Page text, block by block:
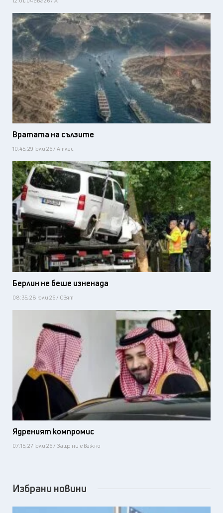
Вратата на сълзите
10:45, 29 юли 26 / Атлас
Берлин не беше изненада
08:35, 28 юли 26 / Свят
Ядреният компромис
07:15, 27 юли 26 / Защо ни е важно
Избрани новини